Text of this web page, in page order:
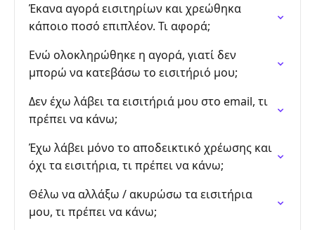
Έκανα αγορά εισιτηρίων και χρεώθηκα
κάποιο ποσό επιπλέον. Τι αφορά;
Ενώ ολοκληρώθηκε η αγορά, γιατί δεν
μπορώ να κατεβάσω το εισιτήριό μου;
Δεν έχω λάβει τα εισιτήριά μου στο email, τι
πρέπει να κάνω;
Έχω λάβει μόνο το αποδεικτικό χρέωσης και
όχι τα εισιτήρια, τι πρέπει να κάνω;
Θέλω να αλλάξω / ακυρώσω τα εισιτήρια
μου, τι πρέπει να κάνω;